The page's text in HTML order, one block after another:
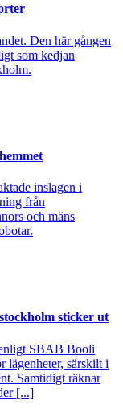
Den här gången
som kedjan
inslagen i
från
och mäns
sticker ut
SBAB Booli
lägenheter, särskilt i
Samtidigt räknar
[...]